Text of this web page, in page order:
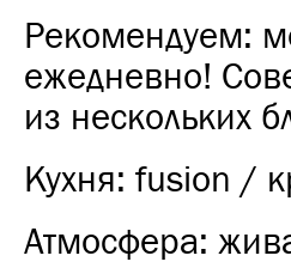
Рекомендуем:
ежедневно!
из нескольких
Кухня: fusion /
Атмосфера: